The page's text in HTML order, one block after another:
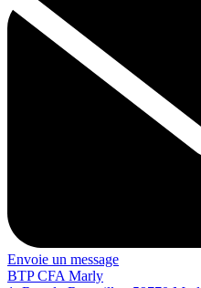
Envoie un message
BTP CFA Marly